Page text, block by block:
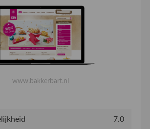
www.bakkerbart.nl
7.0